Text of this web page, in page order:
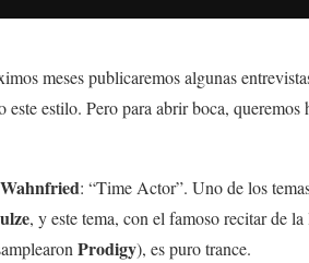
meses publicaremos algunas
este estilo. Pero para abrir boca,
: “Time Actor”. Uno de los
, y este tema, con el famoso recitar de
Prodigy), es puro trance.